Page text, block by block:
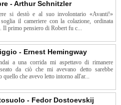
- Arthur Schnitzler
si destò e al suo involontario «Avanti!»
il cameriere con la colazione, ordinata
Il primo pensiero di Robert fu c...
- Ernest Hemingway
a una corrida mi aspettavo di rimanere
da ciò che mi avevano detto sarebbe
quello che avevo letto intorno all'ar...
- Fedor Dostoevskij